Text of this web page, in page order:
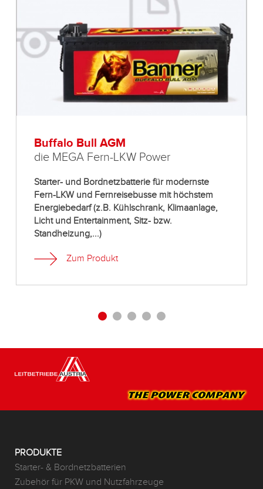
Buffalo Bull AGM
die MEGA Fern-LKW Power
Starter- und Bordnetzbatterie für modernste
Fern-LKW und Fernreisebusse mit höchstem
Energiebedarf (z.B. Kühlschrank, Klimaanlage,
Licht und Entertainment, Sitz- bzw.
Standheizung,...)
Zum Produkt
PRODUKTE
Starter- & Bordnetzbatterien
Zubehör für PKW und Nutzfahrzeuge